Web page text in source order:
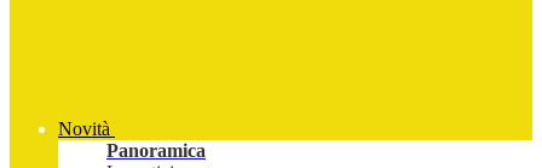
Novità
Panoramica